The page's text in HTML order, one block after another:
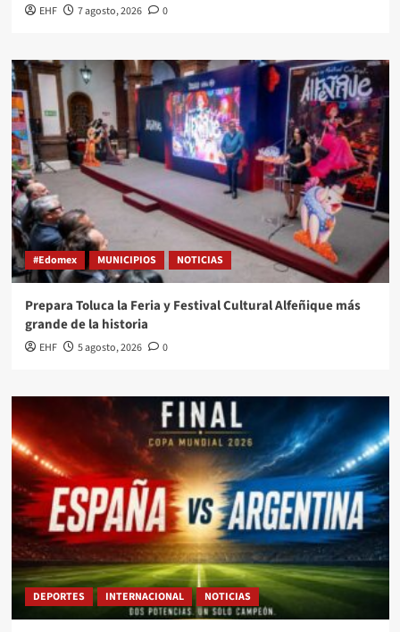
EHF 7 agosto, 2026 0
#Edomex MUNICIPIOS NOTICIAS
Prepara Toluca la Feria y Festival Cultural Alfeñique más
grande de la historia
EHF 5 agosto, 2026 0
DEPORTES INTERNACIONAL NOTICIAS